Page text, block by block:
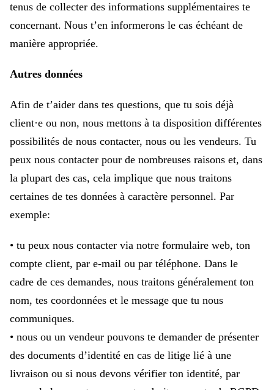
tenus de collecter des informations supplémentaires te
concernant. Nous t’en informerons le cas échéant de
manière appropriée.
Autres données
Afin de t’aider dans tes questions, que tu sois déjà
client·e ou non, nous mettons à ta disposition différentes
possibilités de nous contacter, nous ou les vendeurs. Tu
peux nous contacter pour de nombreuses raisons et, dans
la plupart des cas, cela implique que nous traitons
certaines de tes données à caractère personnel. Par
exemple:
• tu peux nous contacter via notre formulaire web, ton
compte client, par e-mail ou par téléphone. Dans le
cadre de ces demandes, nous traitons généralement ton
nom, tes coordonnées et le message que tu nous
communiques.
• nous ou un vendeur pouvons te demander de présenter
des documents d’identité en cas de litige lié à une
livraison ou si nous devons vérifier ton identité, par